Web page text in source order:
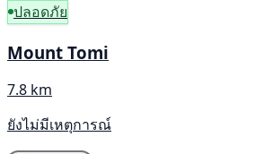
ปลอดภัย
Mount Tomi
7.8 km
ยังไม่มีเหตุการณ์